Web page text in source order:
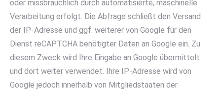
oder missbräuchlich durch automatisierte, maschinelle
Verarbeitung erfolgt. Die Abfrage schließt den Versand
der IP-Adresse und ggf. weiterer von Google für den
Dienst reCAPTCHA benötigter Daten an Google ein. Zu
diesem Zweck wird Ihre Eingabe an Google übermittelt
und dort weiter verwendet. Ihre IP-Adresse wird von
Google jedoch innerhalb von Mitgliedstaaten der